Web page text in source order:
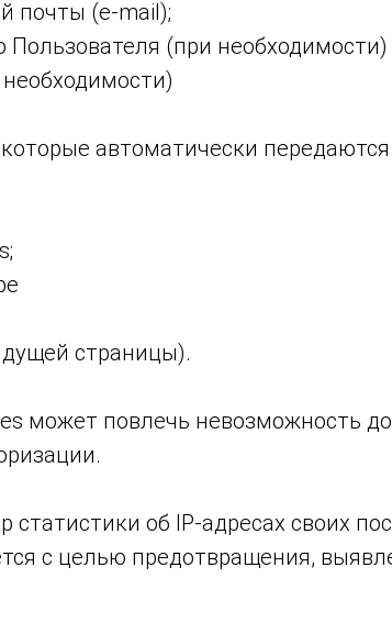
почты (e-mail);
Пользователя (при необходимости)
автоматически
страницы).
может повлечь невозможность
статистики об IP-адресах своих
с целью предотвращения,